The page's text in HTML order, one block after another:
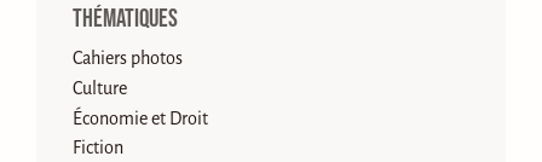
Thématiques
Cahiers photos
Culture
Économie et Droit
Fiction